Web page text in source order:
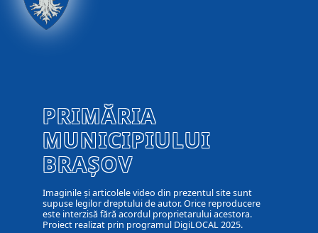
PRIMĂRIA
MUNICIPIULUI
BRAȘOV
Imaginile și articolele video din prezentul site sunt
supuse legilor dreptului de autor. Orice reproducere
este interzisă fără acordul proprietarului acestora.
Proiect realizat prin programul DigiLOCAL 2025.